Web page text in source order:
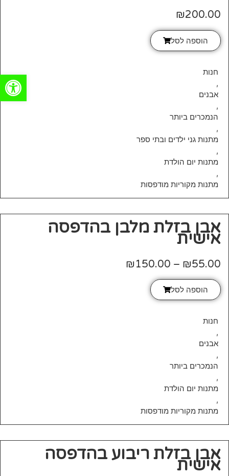
₪200.00
הוספה לסל
חנות
,
אבנים
,
הנמכרים ביותר
,
מתנות גני ילדים ובתי ספר
,
מתנות יום הולדת
,
מתנות מקוריות מודפסות
אבן בזלת מלבן בהדפסה
אישית
₪55.00
–
₪150.00
הוספה לסל
חנות
,
אבנים
,
הנמכרים ביותר
,
מתנות יום הולדת
,
מתנות מקוריות מודפסות
אבן בזלת ריבוע בהדפסה
אישית
פתח